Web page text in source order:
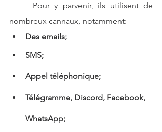
nombreux cannaux, notamment:
Des emails;
SMS;
Appel téléphonique;
Télégramme, Discord, Facebook,
WhatsApp;